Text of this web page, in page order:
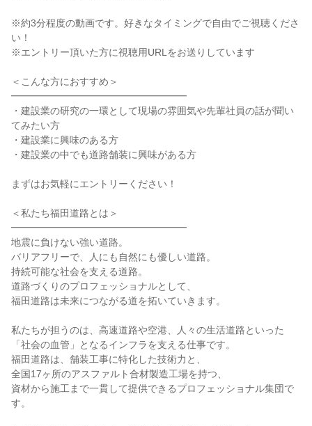
※約3分程度の動画です。好きなタイミングで自由でご視聴くださ
い！
※エントリー頂いた方に視聴用URLをお送りしています
＜こんな方におすすめ＞
━━━━━━━━━━━━━━━━━━
・建設業の研究の一環として現場の雰囲気や先輩社員の話が聞い
てみたい方
・建設業に興味のある方
・建設業の中でも道路舗装に興味がある方
まずはお気軽にエントリーください！
＜私たち福田道路とは＞
━━━━━━━━━━━━━━━━━━
地震に負けない強い道路。
バリアフリーで、人にも自然にも優しい道路。
持続可能な社会を支える道路。
道路づくりのプロフェッショナルとして、
福田道路は未来につながる道を拓いていきます。
私たちが担うのは、高速道路や空港、人々の生活道路といった
「社会の血管」となるインフラを支える仕事です。
福田道路は、舗装工事に特化した技術力と、
全国17ヶ所のアスファルト合材製造工場を持つ、
資材から施工まで一貫して提供できるプロフェッショナル集団で
す。